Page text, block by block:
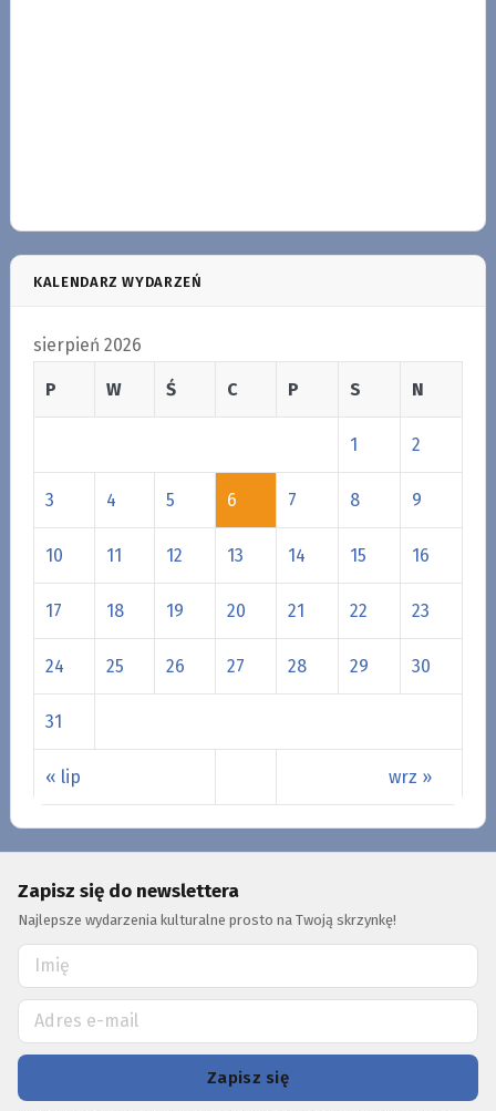
KALENDARZ WYDARZEŃ
sierpień 2026
P W Ś C P S N
« lip wrz »
1 2
3 4 5 6 7 8 9
10 11 12 13 14 15 16
17 18 19 20 21 22 23
24 25 26 27 28 29 30
31
Zapisz się do newslettera
Najlepsze wydarzenia kulturalne prosto na Twoją skrzynkę!
Zapisz się